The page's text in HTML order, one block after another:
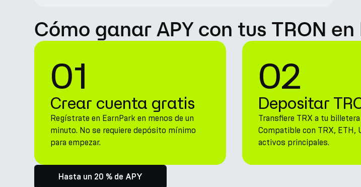
Cómo ganar APY con tus TRON
01
Crear cuenta gratis
Regístrate en EarnPark en menos de un
minuto. No se requiere depósito mínimo
para empezar.
02
Depositar
Transfiere TRX a tu billetera
Compatible con TRX, ETH,
activos principales.
Hasta un 20 % de APY